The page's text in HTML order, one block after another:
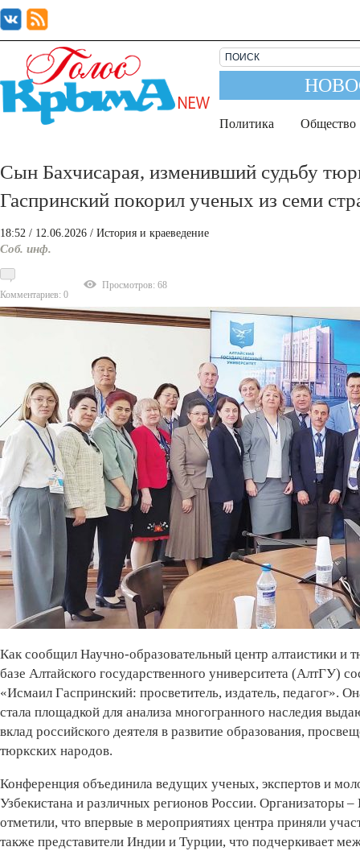
Политика Общество
Сын Бахчисарая, изменивший судьбу
Гаспринский покорил ученых из семи
18:52 / 12.06.2026 / История и краеведение
Соб. инф.
Комментариев: 0
Просмотров: 68
Как сообщил Научно-образовательный центр алтаистики
базе Алтайского государственного университета (АлтГУ)
«Исмаил Гаспринский: просветитель, издатель, педагог».
стала площадкой для анализа многогранного наследия
вклад российского деятеля в развитие образования,
тюркских народов.
Конференция объединила ведущих ученых, экспертов и
Узбекистана и различных регионов России.
отметили, что впервые в мероприятиях центра приняли
также представители Индии и Турции, что подчеркивает